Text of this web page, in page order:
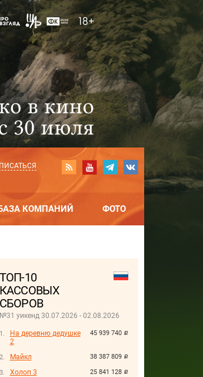
КОМПАНИЙ ФОТО
ТОП-10
КАССОВЫХ
СБОРОВ
№31 уикенд 30.07.2026 - 02.08.2026
45 939 740 руб.
На деревню дедушке
2
38 387 809 руб.
Майкл
25 841 128 руб.
Холоп 3